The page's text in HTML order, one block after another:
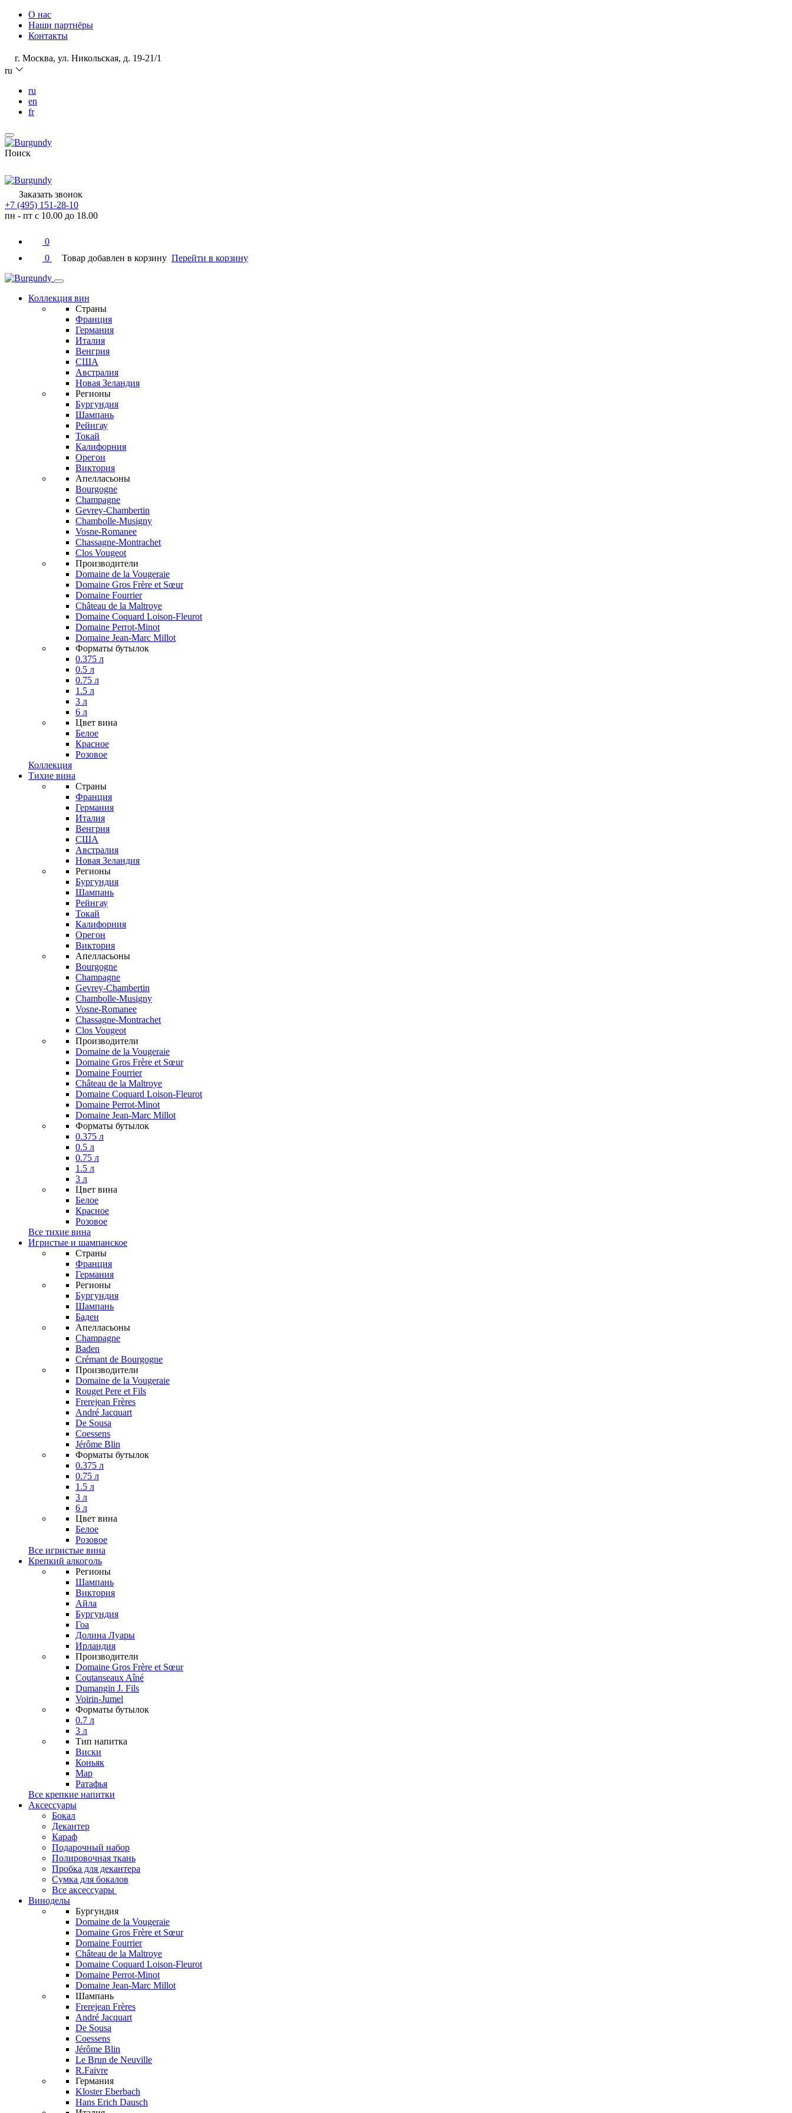
О нас
Наши партнёры
Контакты
г. Москва, ул. Никольская, д. 19-21/1
ru
ru
en
fr
Поиск
Заказать звонок
+7 (495) 151-28-10
пн - пт с 10.00 до 18.00
0
0
Товар добавлен в корзину Перейти в корзину
Коллекция вин
Страны
Франция
Германия
Италия
Венгрия
США
Австралия
Новая Зеландия
Регионы
Бургундия
Шампань
Рейнгау
Токай
Калифорния
Орегон
Виктория
Апелласьоны
Bourgogne
Champagne
Gevrey-Chambertin
Chambolle-Musigny
Vosne-Romanee
Chassagne-Montrachet
Clos Vougeot
Производители
Domaine de la Vougeraie
Domaine Gros Frère et Sœur
Domaine Fourrier
Château de la Maltroye
Domaine Coquard Loison-Fleurot
Domaine Perrot-Minot
Domaine Jean-Marc Millot
Форматы бутылок
0.375 л
0.5 л
0.75 л
1.5 л
3 л
6 л
Цвет вина
Белое
Красное
Розовое
Коллекция
Тихие вина
Страны
Франция
Германия
Италия
Венгрия
США
Австралия
Новая Зеландия
Регионы
Бургундия
Шампань
Рейнгау
Токай
Калифорния
Орегон
Виктория
Апелласьоны
Bourgogne
Champagne
Gevrey-Chambertin
Chambolle-Musigny
Vosne-Romanee
Chassagne-Montrachet
Clos Vougeot
Производители
Domaine de la Vougeraie
Domaine Gros Frère et Sœur
Domaine Fourrier
Château de la Maltroye
Domaine Coquard Loison-Fleurot
Domaine Perrot-Minot
Domaine Jean-Marc Millot
Форматы бутылок
0.375 л
0.5 л
0.75 л
1.5 л
3 л
Цвет вина
Белое
Красное
Розовое
Все тихие вина
Игристые и шампанское
Страны
Франция
Германия
Регионы
Бургундия
Шампань
Баден
Апелласьоны
Champagne
Baden
Crémant de Bourgogne
Производители
Domaine de la Vougeraie
Rouget Pere et Fils
Frerejean Frères
André Jacquart
De Sousa
Coessens
Jérôme Blin
Форматы бутылок
0.375 л
0.75 л
1.5 л
3 л
6 л
Цвет вина
Белое
Розовое
Все игристые вина
Крепкий алкоголь
Регионы
Шампань
Виктория
Айла
Бургундия
Гоа
Долина Луары
Ирландия
Производители
Domaine Gros Frère et Sœur
Coutanseaux Aîné
Dumangin J. Fils
Voirin-Jumel
Форматы бутылок
0.7 л
3 л
Тип напитка
Виски
Коньяк
Мар
Ратафья
Все крепкие напитки
Аксессуары
Бокал
Декантер
Караф
Подарочный набор
Полировочная ткань
Пробка для декантера
Сумка для бокалов
Все аксессуары
Виноделы
Бургундия
Domaine de la Vougeraie
Domaine Gros Frère et Sœur
Domaine Fourrier
Château de la Maltroye
Domaine Coquard Loison-Fleurot
Domaine Perrot-Minot
Domaine Jean-Marc Millot
Шампань
Frerejean Frères
André Jacquart
De Sousa
Coessens
Jérôme Blin
Le Brun de Neuville
R.Faivre
Германия
Kloster Eberbach
Hans Erich Dausch